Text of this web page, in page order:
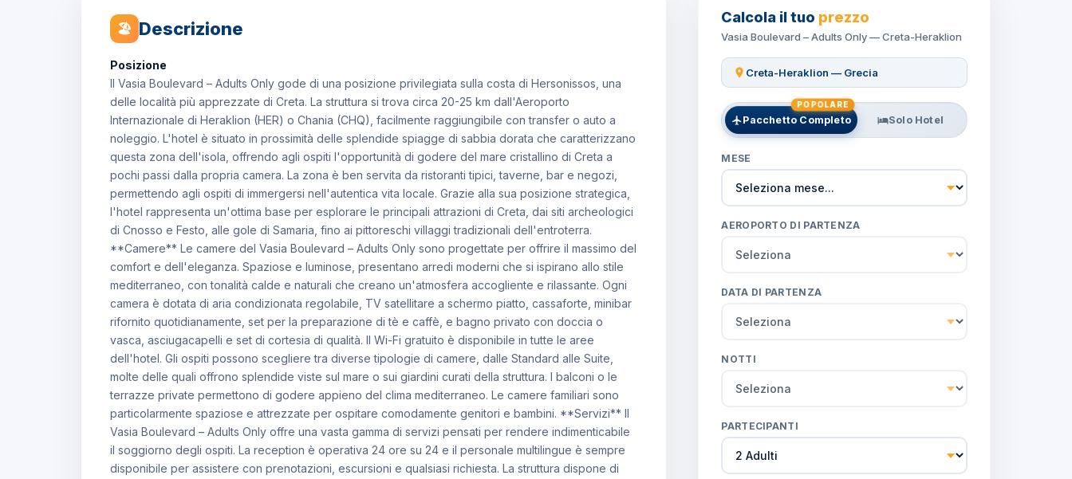
🏖 Descrizione
Posizione
Il Vasia Boulevard – Adults Only gode di una posizione privilegiata sulla costa di Hersonissos, una
delle località più apprezzate di Creta. La struttura si trova circa 20-25 km dall'Aeroporto
Internazionale di Heraklion (HER) o Chania (CHQ), facilmente raggiungibile con transfer o auto a
noleggio. L'hotel è situato in prossimità delle splendide spiagge di sabbia dorata che caratterizzano
questa zona dell'isola, offrendo agli ospiti l'opportunità di godere del mare cristallino di Creta a
pochi passi dalla propria camera. La zona è ben servita da ristoranti tipici, taverne, bar e negozi,
permettendo agli ospiti di immergersi nell'autentica vita locale. Grazie alla sua posizione strategica,
l'hotel rappresenta un'ottima base per esplorare le principali attrazioni di Creta, dai siti archeologici
di Cnosso e Festo, alle gole di Samaria, fino ai pittoreschi villaggi tradizionali dell'entroterra.
**Camere** Le camere del Vasia Boulevard – Adults Only sono progettate per offrire il massimo del
comfort e dell'eleganza. Spaziose e luminose, presentano arredi moderni che si ispirano allo stile
mediterraneo, con tonalità calde e naturali che creano un'atmosfera accogliente e rilassante. Ogni
camera è dotata di aria condizionata regolabile, TV satellitare a schermo piatto, cassaforte, minibar
rifornito quotidianamente, set per la preparazione di tè e caffè, e bagno privato con doccia o
vasca, asciugacapelli e set di cortesia di qualità. Il Wi-Fi gratuito è disponibile in tutte le aree
dell'hotel. Gli ospiti possono scegliere tra diverse tipologie di camere, dalle Standard alle Suite,
molte delle quali offrono splendide viste sul mare o sui giardini curati della struttura. I balconi o le
terrazze private permettono di godere appieno del clima mediterraneo. Le camere familiari sono
particolarmente spaziose e attrezzate per ospitare comodamente genitori e bambini. **Servizi** Il
Vasia Boulevard – Adults Only offre una vasta gamma di servizi pensati per rendere indimenticabile
il soggiorno degli ospiti. La reception è operativa 24 ore su 24 e il personale multilingue è sempre
disponibile per assistere con prenotazioni, escursioni e qualsiasi richiesta. La struttura dispone di
Calcola il tuo prezzo
Vasia Boulevard – Adults Only — Creta-Heraklion
Creta-Heraklion — Grecia
Pacchetto Completo
POPOLARE
Solo Hotel
MESE
AEROPORTO DI PARTENZA
DATA DI PARTENZA
NOTTI
PARTECIPANTI